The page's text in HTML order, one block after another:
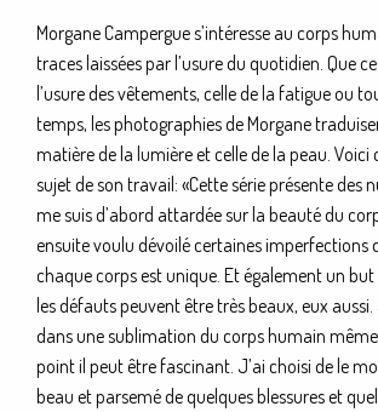
Morgane Campergue s’intéresse au corps
traces laissées par l’usure du quotidien. Que
l’usure des vêtements, celle de la fatigue ou
temps, les photographies de Morgane
matière de la lumière et celle de la peau. Voici
sujet de son travail: «Cette série présente des
me suis d’abord attardée sur la beauté du
ensuite voulu dévoilé certaines imperfections
chaque corps est unique. Et également un
les défauts peuvent être très beaux, eux
dans une sublimation du corps humain même
point il peut être fascinant. J’ai choisi de le
beau et parsemé de quelques blessures et